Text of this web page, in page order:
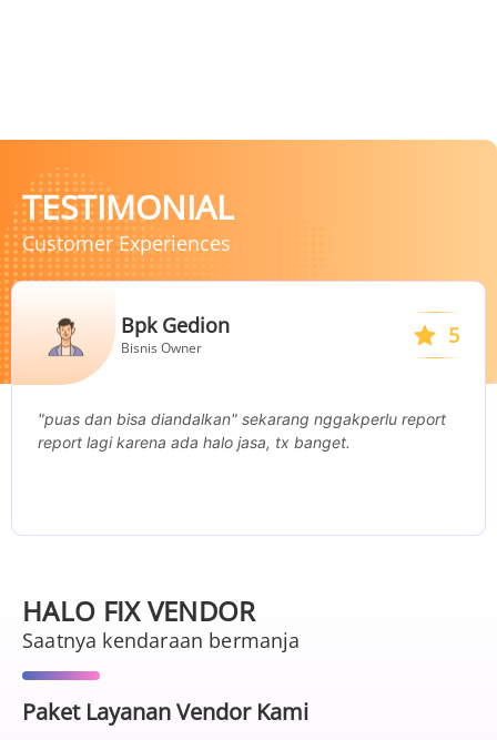
TESTIMONIAL
Customer Experiences
Bpk Gedion
Bisnis Owner 5
"puas dan bisa diandalkan" sekarang nggakperlu report
report lagi karena ada halo jasa, tx banget.
HALO FIX VENDOR
Saatnya kendaraan bermanja
Paket Layanan Vendor Kami